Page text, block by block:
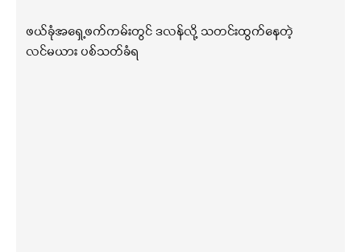
ဖယ်ခုံအရှေ့ဖက်ကမ်းတွင် ဒလန်လို့ သတင်းထွက်နေတဲ့
လင်မယား ပစ်သတ်ခံရ